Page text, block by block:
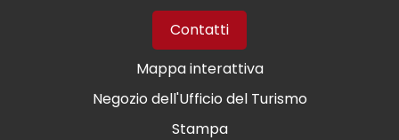
Contatti
Mappa interattiva
Negozio dell'Ufficio del Turismo
Stampa